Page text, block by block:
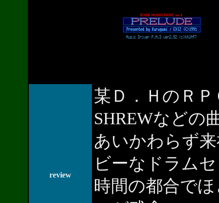
review
某Ｄ．ＨのＲＰ
SHREWなどの
あいかわらず
ビーなドラム
時間の都合で